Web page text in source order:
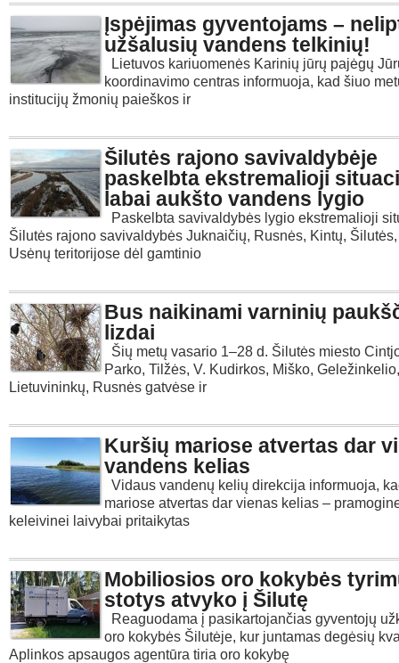
Įspėjimas gyventojams –
užšalusių vandens telkinių!
Lietuvos kariuomenės Karinių jūrų pajėgų
koordinavimo centras informuoja, kad šiuo
institucijų žmonių paieškos ir
Šilutės rajono savivaldybėje
paskelbta ekstremalioji
labai aukšto vandens lygio
Paskelbta savivaldybės lygio ekstremalioji
Šilutės rajono savivaldybės Juknaičių, Rusnės, Kintų,
Usėnų teritorijose dėl gamtinio
Bus naikinami varninių
lizdai
Šių metų vasario 1–28 d. Šilutės miesto
Parko, Tilžės, V. Kudirkos, Miško, Geležinkelio,
Lietuvininkų, Rusnės gatvėse ir
Kuršių mariose atvertas dar
vandens kelias
Vidaus vandenų kelių direkcija informuoja,
mariose atvertas dar vienas kelias –
keleivinei laivybai pritaikytas
Mobiliosios oro kokybės
stotys atvyko į Šilutę
Reaguodama į pasikartojančias gyventojų
oro kokybės Šilutėje, kur juntamas degėsių
Aplinkos apsaugos agentūra tiria oro kokybę